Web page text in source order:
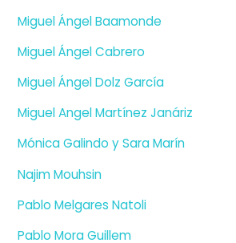
Miguel Ángel Baamonde
Miguel Ángel Cabrero
Miguel Ángel Dolz García
Miguel Angel Martínez Janáriz
Mónica Galindo y Sara Marín
Najim Mouhsin
Pablo Melgares Natoli
Pablo Mora Guillem